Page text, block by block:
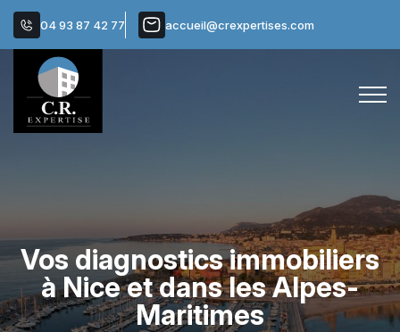
04 93 87 42 77 accueil@crexpertises.com
Vos diagnostics immobiliers
à Nice et dans les Alpes-
Maritimes